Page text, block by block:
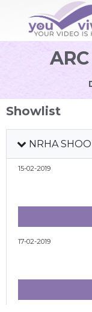
Showlist
NRHA
15-02-2019
17-02-2019